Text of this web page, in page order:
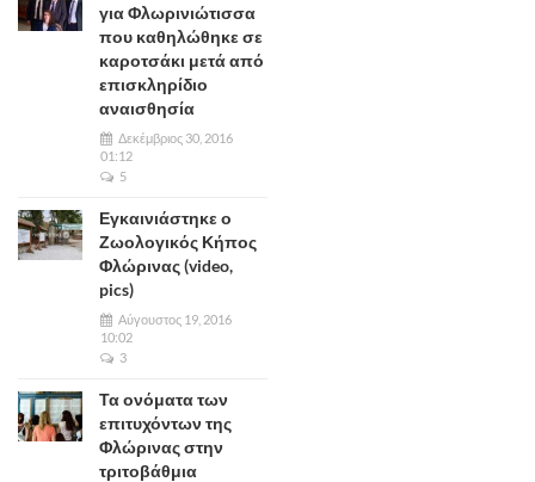
για Φλωρινιώτισσα
που καθηλώθηκε σε
καροτσάκι μετά από
επισκληρίδιο
αναισθησία
Δεκέμβριος 30, 2016
01:12
5
Εγκαινιάστηκε ο
Ζωολογικός Κήπος
Φλώρινας (video,
pics)
Αύγουστος 19, 2016
10:02
3
Τα ονόματα των
επιτυχόντων της
Φλώρινας στην
τριτοβάθμια